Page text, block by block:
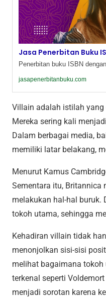
Jasa Penerbitan Buku
Penerbitan buku ISBN
jasapenerbitanbuku.com
Villain adalah istilah
Mereka sering kali
Dalam berbagai media,
memiliki latar belakang,
Menurut Kamus
Sementara itu,
melakukan hal-hal
tokoh utama, sehingga
Kehadiran villain tidak
menonjolkan sisi-sisi
melihat bagaimana tokoh
terkenal seperti
menjadi sorotan karena